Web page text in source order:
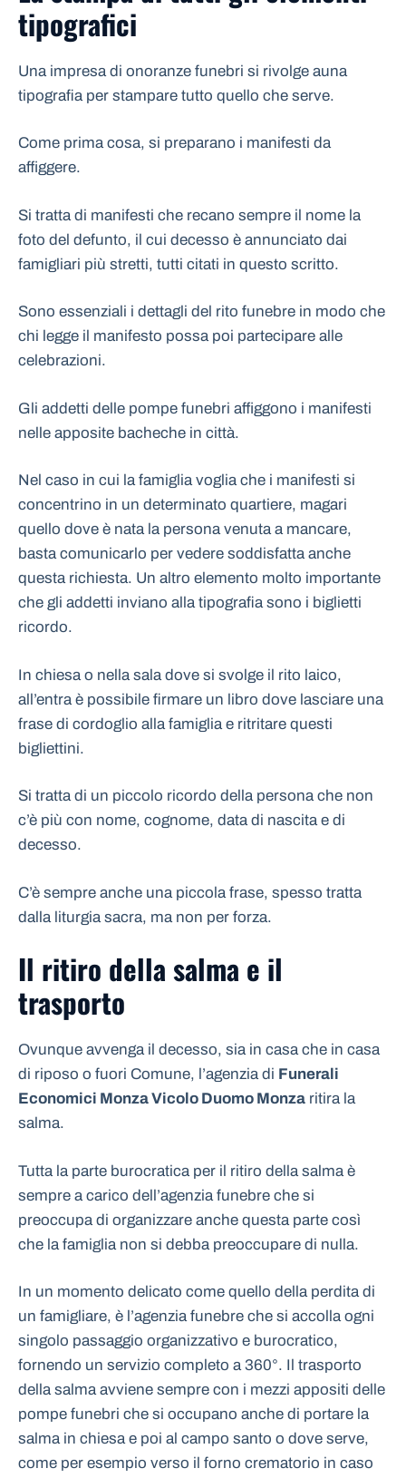
tipografici
Una impresa di onoranze funebri si rivolge auna
tipografia per stampare tutto quello che serve.
Come prima cosa, si preparano i manifesti da
affiggere.
Si tratta di manifesti che recano sempre il nome la
foto del defunto, il cui decesso è annunciato dai
famigliari più stretti, tutti citati in questo scritto.
Sono essenziali i dettagli del rito funebre in modo che
chi legge il manifesto possa poi partecipare alle
celebrazioni.
Gli addetti delle pompe funebri affiggono i manifesti
nelle apposite bacheche in città.
Nel caso in cui la famiglia voglia che i manifesti si
concentrino in un determinato quartiere, magari
quello dove è nata la persona venuta a mancare,
basta comunicarlo per vedere soddisfatta anche
questa richiesta. Un altro elemento molto importante
che gli addetti inviano alla tipografia sono i biglietti
ricordo.
In chiesa o nella sala dove si svolge il rito laico,
all’entra è possibile firmare un libro dove lasciare una
frase di cordoglio alla famiglia e ritritare questi
bigliettini.
Si tratta di un piccolo ricordo della persona che non
c’è più con nome, cognome, data di nascita e di
decesso.
C’è sempre anche una piccola frase, spesso tratta
dalla liturgia sacra, ma non per forza.
Il ritiro della salma e il
trasporto
Ovunque avvenga il decesso, sia in casa che in casa
di riposo o fuori Comune, l’agenzia di Funerali
Economici Monza Vicolo Duomo Monza ritira la
salma.
Tutta la parte burocratica per il ritiro della salma è
sempre a carico dell’agenzia funebre che si
preoccupa di organizzare anche questa parte così
che la famiglia non si debba preoccupare di nulla.
In un momento delicato come quello della perdita di
un famigliare, è l’agenzia funebre che si accolla ogni
singolo passaggio organizzativo e burocratico,
fornendo un servizio completo a 360°. Il trasporto
della salma avviene sempre con i mezzi appositi delle
pompe funebri che si occupano anche di portare la
salma in chiesa e poi al campo santo o dove serve,
come per esempio verso il forno crematorio in caso